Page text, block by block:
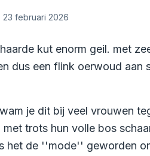
23 februari 2026
kut enorm geil. met
dus een flink oerwoud aan
je dit bij veel vrouwen
trots hun volle bos
het de ''mode'' geworden